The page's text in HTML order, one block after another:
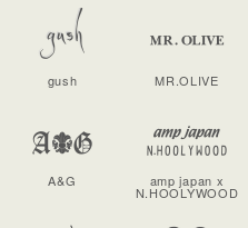
gush MR.OLIVE
A&G amp japan x
N.HOOLYWOOD